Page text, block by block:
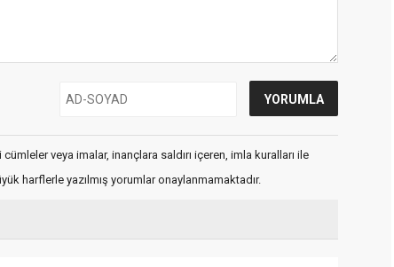
veya imalar, inançlara saldırı içeren, imla kuralları ile
harflerle yazılmış yorumlar onaylanmamaktadır.